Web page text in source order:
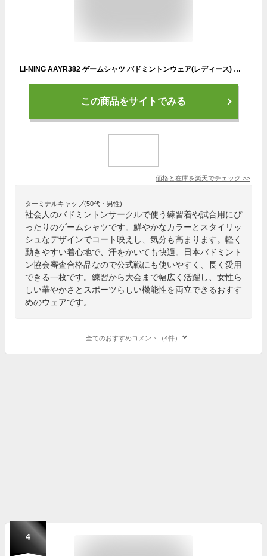
LI-NING AAYR382 ゲームシャツ バドミントンウェア(レディース) リーニン【メール便可/日本バドミントン協会審査合格品】
この商品をサイトでみる
価格と在庫を楽天でチェック >>
ターミナルキャップ(50代・男性)
社会人のバドミントンサークルで使う練習着や試合用にぴ
ったりのゲームシャツです。鮮やかなカラーとスタイリッ
シュなデザインでコート映えし、気分も高まります。軽く
動きやすい着心地で、汗をかいても快適。日本バドミント
ン協会審査合格品なので公式戦にも使いやすく、長く愛用
できる一枚です。練習から大会まで幅広く活躍し、女性ら
しい華やかさとスポーツらしい機能性を両立できるおすす
めのウェアです。
全てのおすすめコメント（4件）
4